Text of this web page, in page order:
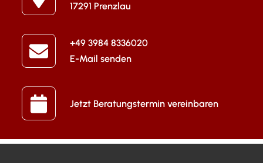
17291 Prenzlau
+49 3984 8336020
E-Mail senden
Jetzt Beratungstermin vereinbaren